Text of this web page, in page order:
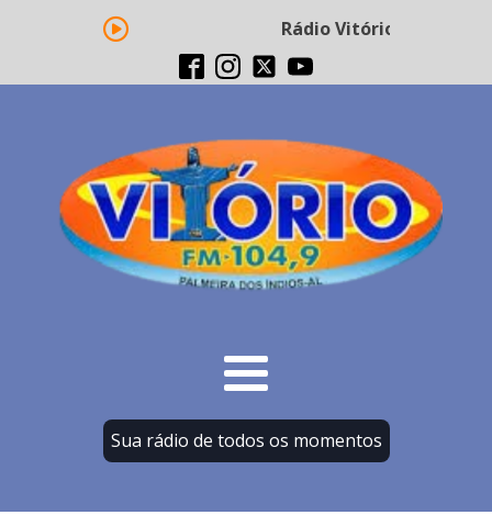
Rádio Vitório FM -
Sua rádio de todos os momentos